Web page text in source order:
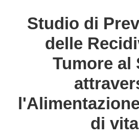
Studio di
delle
Tumore al
di vita